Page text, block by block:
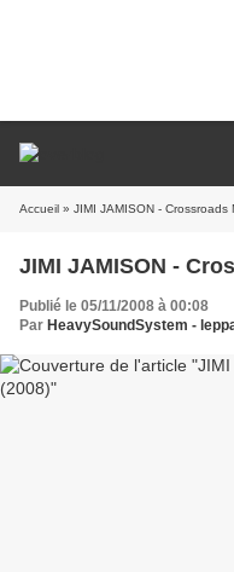
Accueil » JIMI JAMISON - Crossroads
JIMI JAMISON -
Publié le 05/11/2008 à 00:08
Par HeavySoundSystem -